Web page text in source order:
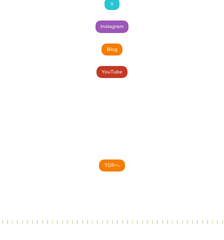
Ｘ
Instagram
Blog
YouTube
TOPへ